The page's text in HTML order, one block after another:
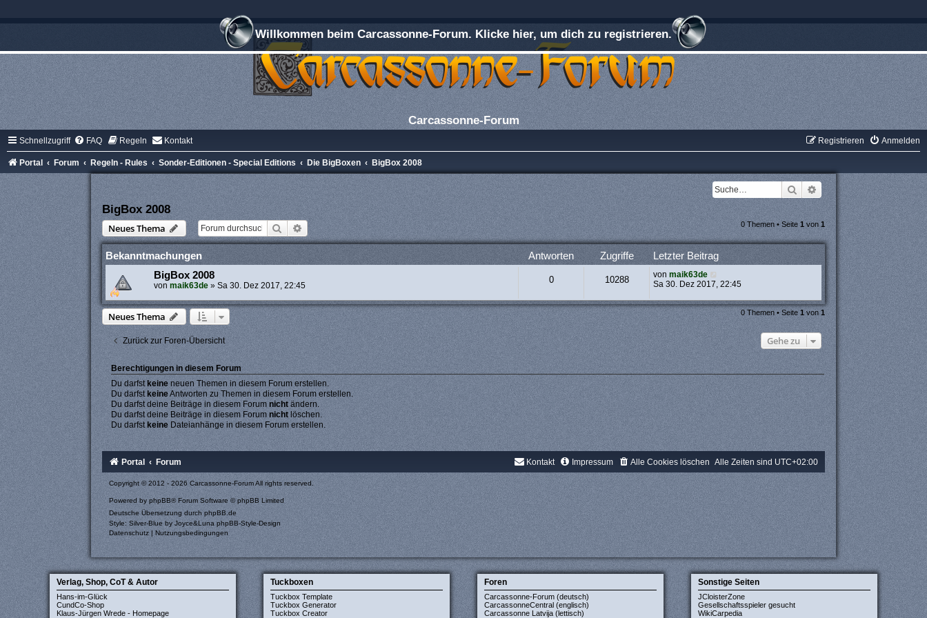
Willkommen beim Carcassonne-Forum. Klicke hier, um dich zu registrieren.
Carcassonne-Forum
Schnellzugriff FAQ Regeln Kontakt Anmelden
Registrieren
Portal Forum Regeln - Rules Sonder-Editionen - Special Editions Die BigBoxen BigBox 2008
Suche
Erweiterte Suche
BigBox 2008
Neues Thema
Suche Erweiterte Suche 0 Themen • Seite1 von1
Bekanntmachungen Antworten Zugriffe Letzter Beitrag
BigBox 2008
von maik63de» Sa 30. Dez 2017, 22:45
0 10288 vonmaik63de
Sa 30. Dez 2017, 22:45
Neues Thema 0 Themen • Seite1von1
Zurück zur Foren-Übersicht Gehe zu
Berechtigungen in diesem Forum
Du darfst keineneuen Themen in diesem Forum erstellen.
Du darfst keineAntworten zu Themen in diesem Forum erstellen.
Du darfst deine Beiträge in diesem Forum nichtändern.
Du darfst deine Beiträge in diesem Forumnichtlöschen.
Du darfst keineDateianhänge in diesem Forum erstellen.
Portal Forum Alle Zeiten sind UTC+02:00
Alle Cookies löschen
Impressum
Kontakt
Copyright © 2012 - 2026 Carcassonne-Forum All rights reserved.
Powered by phpBB® Forum Software © phpBB Limited
Deutsche Übersetzung durchphpBB.de
Style: Silver-Blue by Joyce&LunaphpBB-Style-Design
Datenschutz | Nutzungsbedingungen
Verlag, Shop, CoT & Autor
Hans-im-Glück
CundCo-Shop
Klaus-Jürgen Wrede - Homepage
Tuckboxen
Tuckbox Template
Tuckbox Generator
Tuckbox Creator
Foren
Carcassonne-Forum (deutsch)
CarcassonneCentral (englisch)
Carcassonne Latvija (lettisch)
Sonstige Seiten
JCloisterZone
Gesellschaftsspieler gesucht
WikiCarpedia